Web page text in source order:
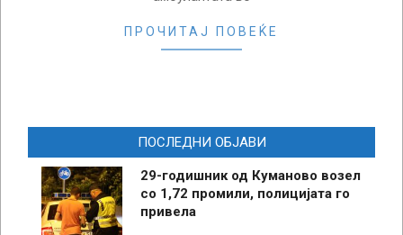
ПРОЧИТАЈ ПОВЕЌЕ
ПОСЛЕДНИ ОБЈАВИ
29-годишник од Куманово возел
со 1,72 промили, полицијата го
привела